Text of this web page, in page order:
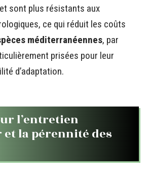
sont plus résistants aux
ce qui réduit les coûts
méditerranéennes, par
prisées pour leur
d’adaptation.
l’entretien
la pérennité des